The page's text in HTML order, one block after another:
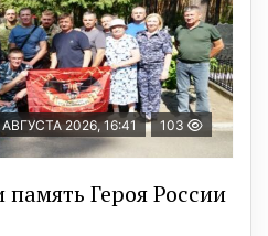
АВГУСТА 2026, 16:41 103
Героя России